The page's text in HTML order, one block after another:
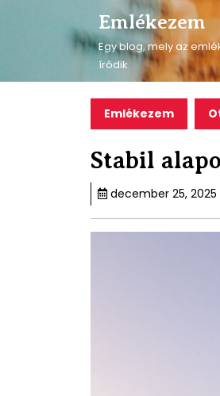
Emlékezem
Egy blog, mely az
íródik
Emlékezem
Stabil
december 25, 2025